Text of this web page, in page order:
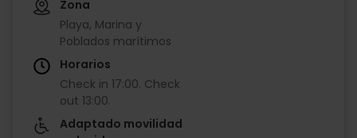
Zona
Playa, Marina y
Poblados marítimos
Horarios
Check in 17:00. Check
out 13:00.
Adaptado movilidad